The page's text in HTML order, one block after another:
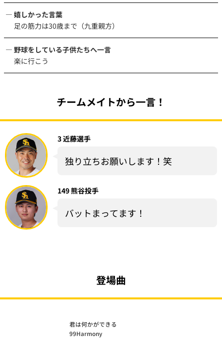
嬉しかった言葉
足の筋力は30歳まで（九重親方）
野球をしている子供たちへ一言
楽に行こう
チームメイトから一言！
3 近藤選手
独り立ちお願いします！笑
149 熊谷投手
バットまってます！
登場曲
君は何かができる
99Harmony